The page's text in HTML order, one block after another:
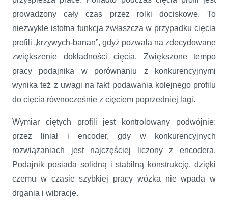
prowadzony cały czas przez rolki dociskowe. To
niezwykle istotna funkcja zwłaszcza w przypadku cięcia
profili „krzywych-banan”, gdyż pozwala na zdecydowane
zwiększenie dokładności cięcia. Zwiększone tempo
pracy podajnika w porównaniu z konkurencyjnymi
wynika też z uwagi na fakt podawania kolejnego profilu
do cięcia równocześnie z cięciem poprzedniej lagi.
Wymiar ciętych profili jest kontrolowany podwójnie:
przez liniał i encoder, gdy w konkurencyjnych
rozwiązaniach jest najczęściej liczony z encodera.
Podajnik posiada solidną i stabilną konstrukcję, dzięki
czemu w czasie szybkiej pracy wózka nie wpada w
drgania i wibracje.